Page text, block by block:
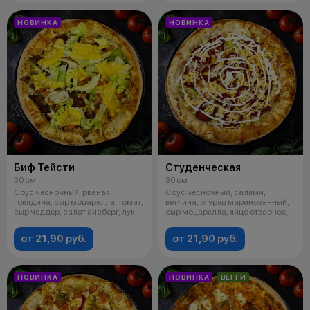
НОВИНКА
Биф Тейсти
30 см
Соус чесночный, рваная
говядина, сыр моцарелла, томат,
сыр чеддер, салат айсберг, лук
от 21,90 руб.
НОВИНКА
Студенческая
30 см
Соус чесночный, салями,
ветчина, огурец маринованный,
сыр моцарелла, яйцо отварное,
от 21,90 руб.
НОВИНКА НОВИНКА ВЕГГИ